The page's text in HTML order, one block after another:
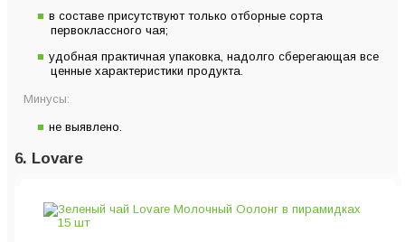
в составе присутствуют только отборные сорта
первоклассного чая;
удобная практичная упаковка, надолго сберегающая все
ценные характеристики продукта.
Минусы:
не выявлено.
6. Lovare